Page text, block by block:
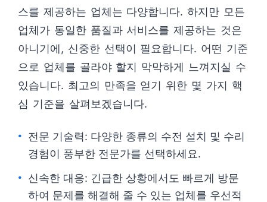
스를 제공하는 업체는 다양합니다. 하지만 모든
업체가 동일한 품질과 서비스를 제공하는 것은
아니기에, 신중한 선택이 필요합니다. 어떤 기준
으로 업체를 골라야 할지 막막하게 느껴지실 수
있습니다. 최고의 만족을 얻기 위한 몇 가지 핵
심 기준을 살펴보겠습니다.
전문 기술력: 다양한 종류의 수전 설치 및 수리
경험이 풍부한 전문가를 선택하세요.
신속한 대응: 긴급한 상황에서도 빠르게 방문
하여 문제를 해결해 줄 수 있는 업체를 우선적